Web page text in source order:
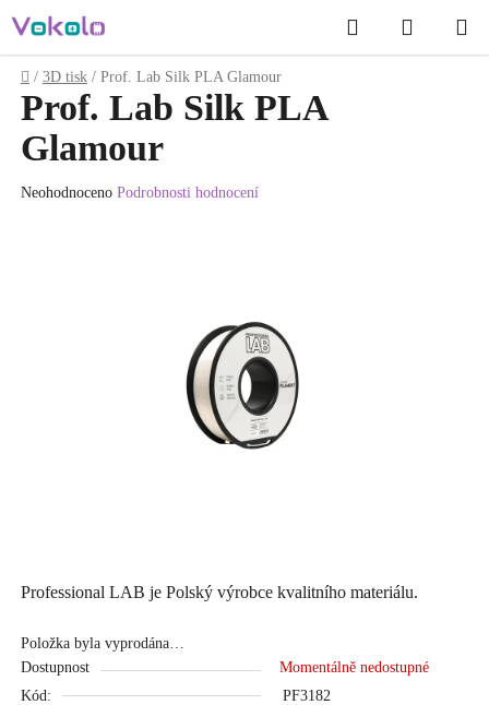
na
obsah
Hledat
KOŠÍK
Domů
/ 3D tisk / Prof. Lab Silk PLA Glamour
Professional LAB je Polský výrobce kvalitního materiálu.
Položka byla vyprodána…
Dostupnost
Momentálně nedostupné
Kód:
PF3182
Prof. Lab Silk PLA
Glamour
Průměrné
Neohodnoceno Podrobnosti hodnocení